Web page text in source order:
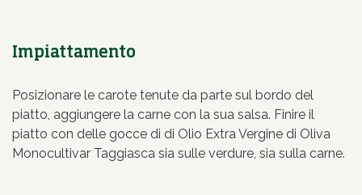
Impiattamento
Posizionare le carote tenute da parte sul bordo del
piatto, aggiungere la carne con la sua salsa. Finire il
piatto con delle gocce di di Olio Extra Vergine di Oliva
Monocultivar Taggiasca sia sulle verdure, sia sulla carne.